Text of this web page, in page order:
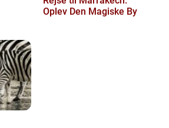
Oplev Den Magiske By